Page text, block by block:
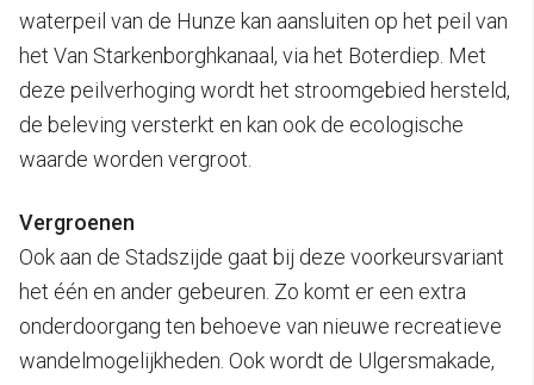
waterpeil van de Hunze kan aansluiten op het peil van
het Van Starkenborghkanaal, via het Boterdiep. Met
deze peilverhoging wordt het stroomgebied hersteld,
de beleving versterkt en kan ook de ecologische
waarde worden vergroot.
Vergroenen
Ook aan de Stadszijde gaat bij deze voorkeursvariant
het één en ander gebeuren. Zo komt er een extra
onderdoorgang ten behoeve van nieuwe recreatieve
wandelmogelijkheden. Ook wordt de Ulgersmakade,